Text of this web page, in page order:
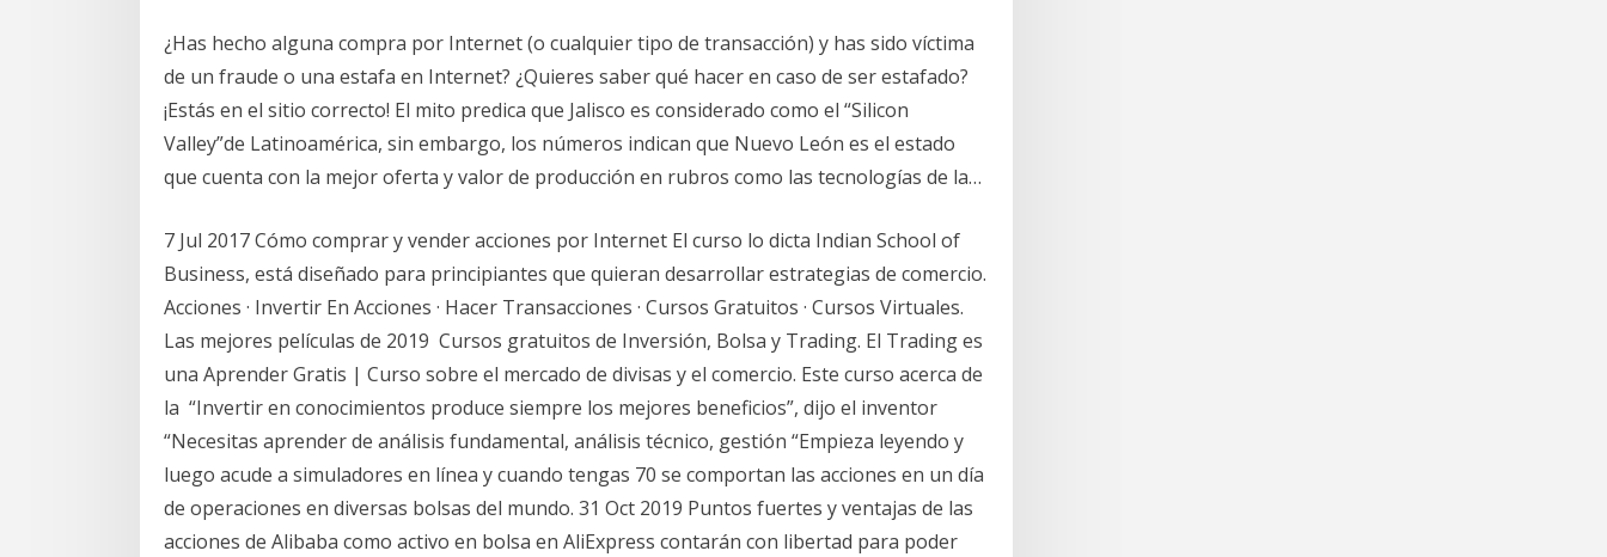
¿Has hecho alguna compra por Internet (o cualquier tipo de transacción) y has sido víctima
de un fraude o una estafa en Internet? ¿Quieres saber qué hacer en caso de ser estafado?
¡Estás en el sitio correcto! El mito predica que Jalisco es considerado como el “Silicon
Valley”de Latinoamérica, sin embargo, los números indican que Nuevo León es el estado
que cuenta con la mejor oferta y valor de producción en rubros como las tecnologías de la…
7 Jul 2017 Cómo comprar y vender acciones por Internet El curso lo dicta Indian School of
Business, está diseñado para principiantes que quieran desarrollar estrategias de comercio.
Acciones · Invertir En Acciones · Hacer Transacciones · Cursos Gratuitos · Cursos Virtuales.
Las mejores películas de 2019 Cursos gratuitos de Inversión, Bolsa y Trading. El Trading es
una Aprender Gratis | Curso sobre el mercado de divisas y el comercio. Este curso acerca de
la “Invertir en conocimientos produce siempre los mejores beneficios”, dijo el inventor
“Necesitas aprender de análisis fundamental, análisis técnico, gestión “Empieza leyendo y
luego acude a simuladores en línea y cuando tengas 70 se comportan las acciones en un día
de operaciones en diversas bolsas del mundo. 31 Oct 2019 Puntos fuertes y ventajas de las
acciones de Alibaba como activo en bolsa en AliExpress contarán con libertad para poder